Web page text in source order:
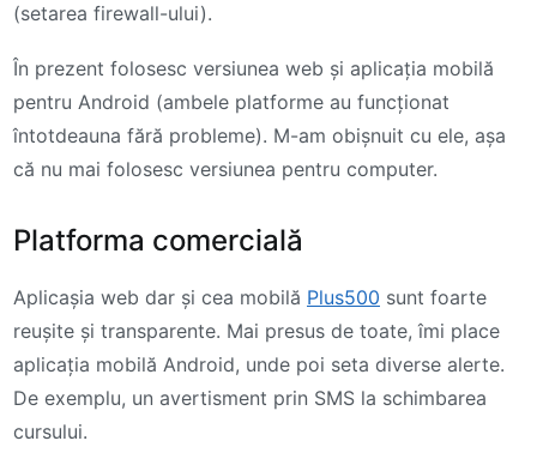
(setarea firewall-ului).
În prezent folosesc versiunea web și aplicația mobilă
pentru Android (ambele platforme au funcționat
întotdeauna fără probleme). M-am obișnuit cu ele, așa
că nu mai folosesc versiunea pentru computer.
Platforma comercială
Aplicașia web dar și cea mobilă Plus500 sunt foarte
reușite și transparente. Mai presus de toate, îmi place
aplicația mobilă Android, unde poi seta diverse alerte.
De exemplu, un avertisment prin SMS la schimbarea
cursului.